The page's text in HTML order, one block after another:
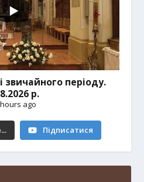
звичайного періоду.
р.
ago
Підписатися